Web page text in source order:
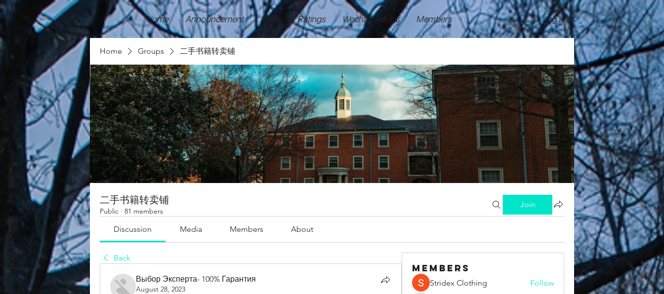
Home Announcement Professor Ratings Wechat Groups Members Log In
Home Groups 二手书籍转卖铺
二手书籍转卖铺
Public · 81 members
Join
Discussion Media Members About
Back
Выбор Эксперта- 100% Гарантия
August 28, 2023
Members
Stridex Clothing
Follow